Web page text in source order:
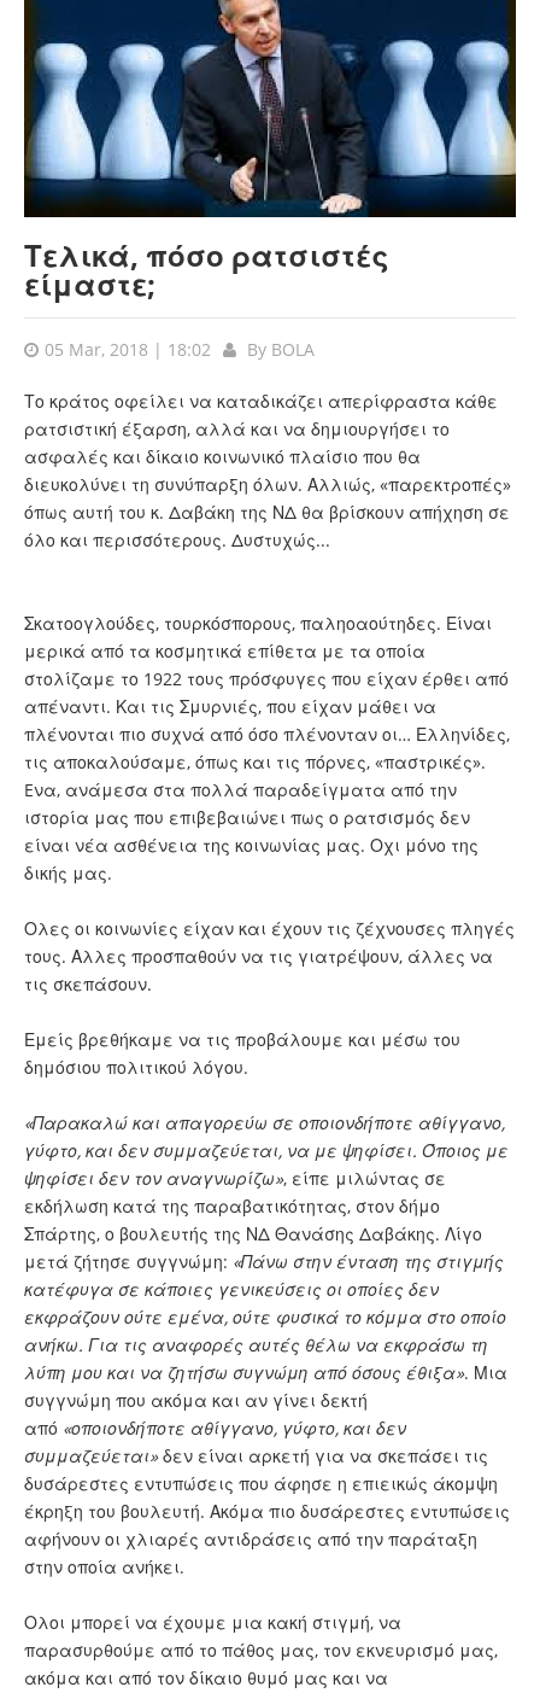
Τελικά, πόσο ρατσιστές
είμαστε;
05 Mar, 2018 | 18:02 By BOLA
Το κράτος οφείλει να καταδικάζει απερίφραστα κάθε
ρατσιστική έξαρση, αλλά και να δημιουργήσει το
ασφαλές και δίκαιο κοινωνικό πλαίσιο που θα
διευκολύνει τη συνύπαρξη όλων. Αλλιώς, «παρεκτροπές»
όπως αυτή του κ. Δαβάκη της ΝΔ θα βρίσκουν απήχηση σε
όλο και περισσότερους. Δυστυχώς...
Σκατοογλούδες, τουρκόσπορους, παληοαούτηδες. Είναι
μερικά από τα κοσμητικά επίθετα με τα οποία
στολίζαμε το 1922 τους πρόσφυγες που είχαν έρθει από
απέναντι. Και τις Σμυρνιές, που είχαν μάθει να
πλένονται πιο συχνά από όσο πλένονταν οι… Ελληνίδες,
τις αποκαλούσαμε, όπως και τις πόρνες, «παστρικές».
Eνα, ανάμεσα στα πολλά παραδείγματα από την
ιστορία μας που επιβεβαιώνει πως ο ρατσισμός δεν
είναι νέα ασθένεια της κοινωνίας μας. Οχι μόνο της
δικής μας.
Ολες οι κοινωνίες είχαν και έχουν τις ζέχνουσες πληγές
τους. Αλλες προσπαθούν να τις γιατρέψουν, άλλες να
τις σκεπάσουν.
Εμείς βρεθήκαμε να τις προβάλουμε και μέσω του
δημόσιου πολιτικού λόγου.
«Παρακαλώ και απαγορεύω σε οποιονδήποτε αθίγγανο,
γύφτο, και δεν συμμαζεύεται, να με ψηφίσει. Όποιος με
ψηφίσει δεν τον αναγνωρίζω», είπε μιλώντας σε
εκδήλωση κατά της παραβατικότητας, στον δήμο
Σπάρτης, ο βουλευτής της ΝΔ Θανάσης Δαβάκης. Λίγο
μετά ζήτησε συγγνώμη: «Πάνω στην ένταση της στιγμής
κατέφυγα σε κάποιες γενικεύσεις οι οποίες δεν
εκφράζουν ούτε εμένα, ούτε φυσικά το κόμμα στο οποίο
ανήκω. Για τις αναφορές αυτές θέλω να εκφράσω τη
λύπη μου και να ζητήσω συγνώμη από όσους έθιξα». Μια
συγγνώμη που ακόμα και αν γίνει δεκτή
από «οποιονδήποτε αθίγγανο, γύφτο, και δεν
συμμαζεύεται»δεν είναι αρκετή για να σκεπάσει τις
δυσάρεστες εντυπώσεις που άφησε η επιεικώς άκομψη
έκρηξη του βουλευτή. Ακόμα πιο δυσάρεστες εντυπώσεις
αφήνουν οι χλιαρές αντιδράσεις από την παράταξη
στην οποία ανήκει.
Ολοι μπορεί να έχουμε μια κακή στιγμή, να
παρασυρθούμε από το πάθος μας, τον εκνευρισμό μας,
ακόμα και από τον δίκαιο θυμό μας και να